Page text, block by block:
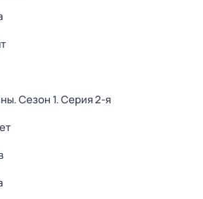
. Сезон 1. Серия 2-я